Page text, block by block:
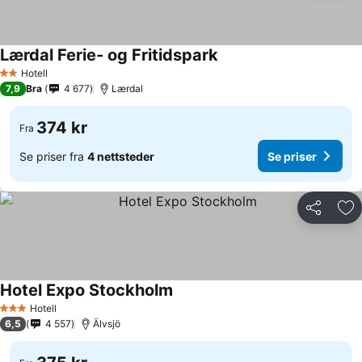
2 Stjerner
Hotell
Lærdal Ferie- og Fritidspark
7,9 Bra 4 677 Lærdal
Fra 374 kr
Se priser fra 4 nettsteder Se priser
Del
3 StjernerHotell
Hotel Expo Stockholm
6,5 4 557 Älvsjö